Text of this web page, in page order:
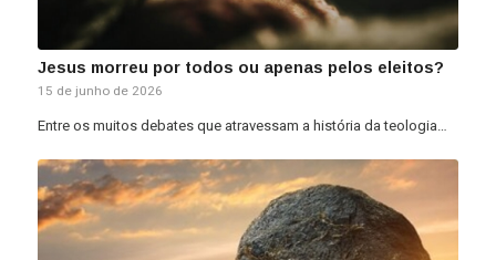
Jesus morreu por todos ou apenas pelos eleitos?
15 de junho de 2026
Entre os muitos debates que atravessam a história da teologia…